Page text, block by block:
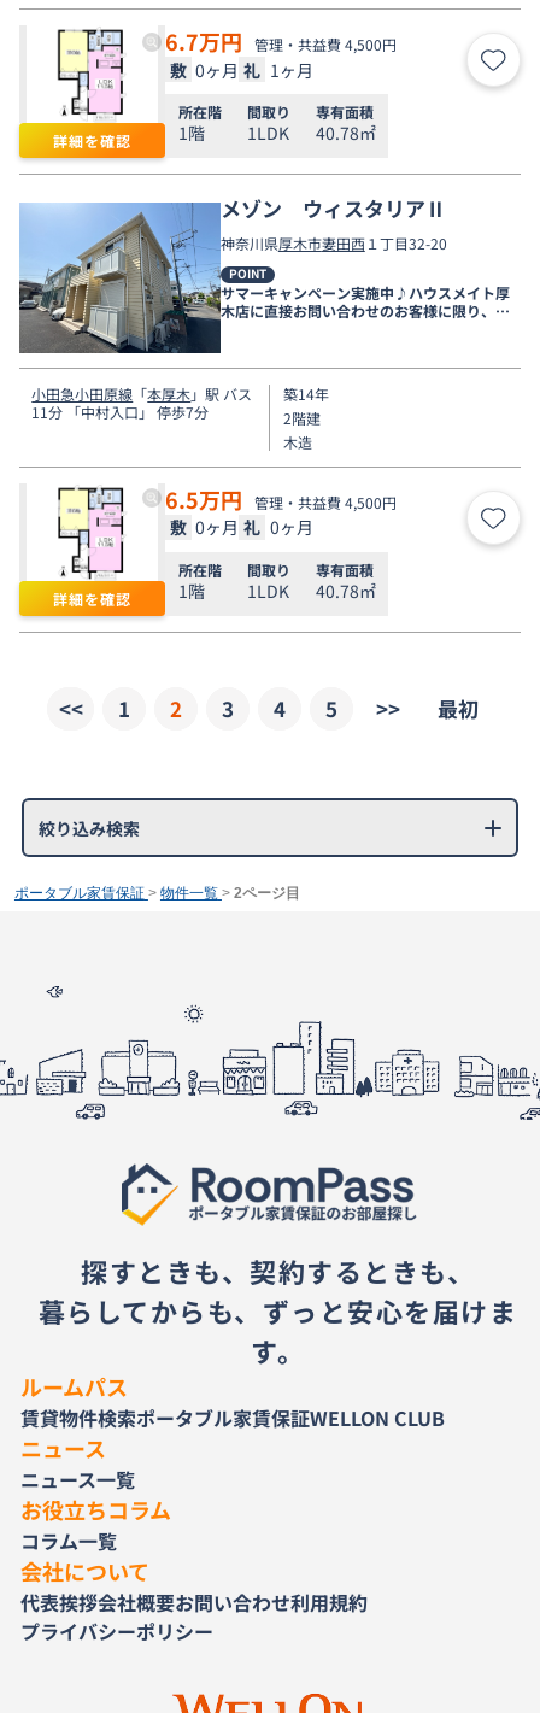
詳細を確認
6.7万円 管理・共益費 4,500円
敷 0ヶ月 礼 1ヶ月 お気
所在階
1階
間取り
1LDK
専有面積
40.78㎡
メゾン ウィスタリアⅡ
神奈川県厚木市妻田西１丁目32-20
POINT
サマーキャンペーン実施中♪ハウスメイト厚
木店に直接お問い合わせのお客様に限り、９
小田急小田原線 「本厚木」駅 バス
11分 「中村入口」 停歩7分
築14年
2階建
木造
詳細を確認
6.5万円 管理・共益費 4,500円
敷 0ヶ月 礼 0ヶ月 お気
所在階
1階
間取り
1LDK
専有面積
40.78㎡
<< 1 2 3 4 5 >> 最初
絞り込み検索
ポータブル家賃保証 > 物件一覧 > 2ページ目
探すときも、契約するときも、
暮らしてからも、ずっと安心を届けま
す。
ルームパス
賃貸物件検索ポータブル家賃保証WELLON CLUB
ニュース
ニュース一覧
お役立ちコラム
コラム一覧
会社について
代表挨拶会社概要お問い合わせ利用規約
プライバシーポリシー